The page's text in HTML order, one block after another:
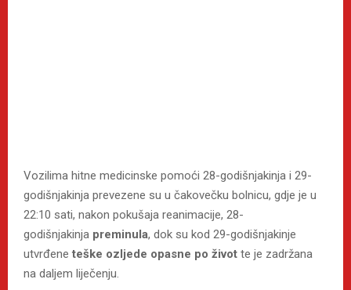
Vozilima hitne medicinske pomoći 28-godišnjakinja i 29-
godišnjakinja prevezene su u čakovečku bolnicu, gdje je u
22:10 sati, nakon pokušaja reanimacije, 28-
godišnjakinja preminula, dok su kod 29-godišnjakinje
utvrđene teške ozljede opasne po život te je zadržana
na daljem liječenju.